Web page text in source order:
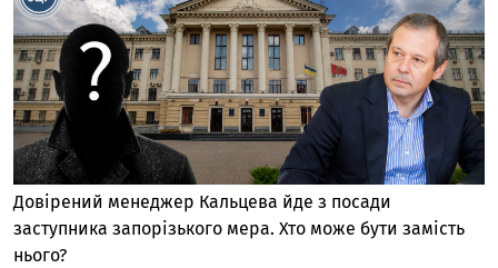
Довірений менеджер Кальцева йде з посади
заступника запорізького мера. Хто може бути замість
нього?